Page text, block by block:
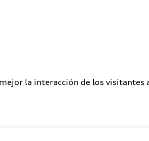
la interacción de los visitantes